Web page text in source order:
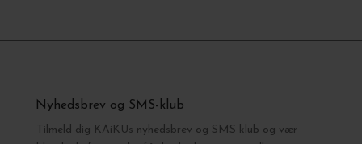
Nyhedsbrev og SMS-klub
Tilmeld dig KAiKUs nyhedsbrev og SMS klub og vær